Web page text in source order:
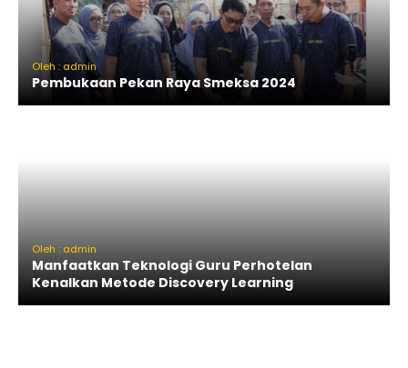
Oleh : admin
Pembukaan Pekan Raya Smeksa 2024
Oleh : admin
Manfaatkan Teknologi Guru Perhotelan
Kenalkan Metode Discovery Learning